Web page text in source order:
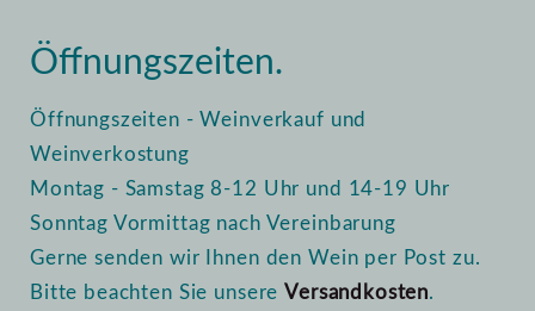
Öffnungszeiten.
Öffnungszeiten - Weinverkauf und
Weinverkostung
Montag - Samstag 8-12 Uhr und 14-19 Uhr
Sonntag Vormittag nach Vereinbarung
Gerne senden wir Ihnen den Wein per Post zu.
Bitte beachten Sie unsereVersandkosten.